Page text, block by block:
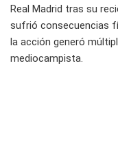
Real Madrid tras su
sufrió consecuencias
la acción generó
mediocampista.